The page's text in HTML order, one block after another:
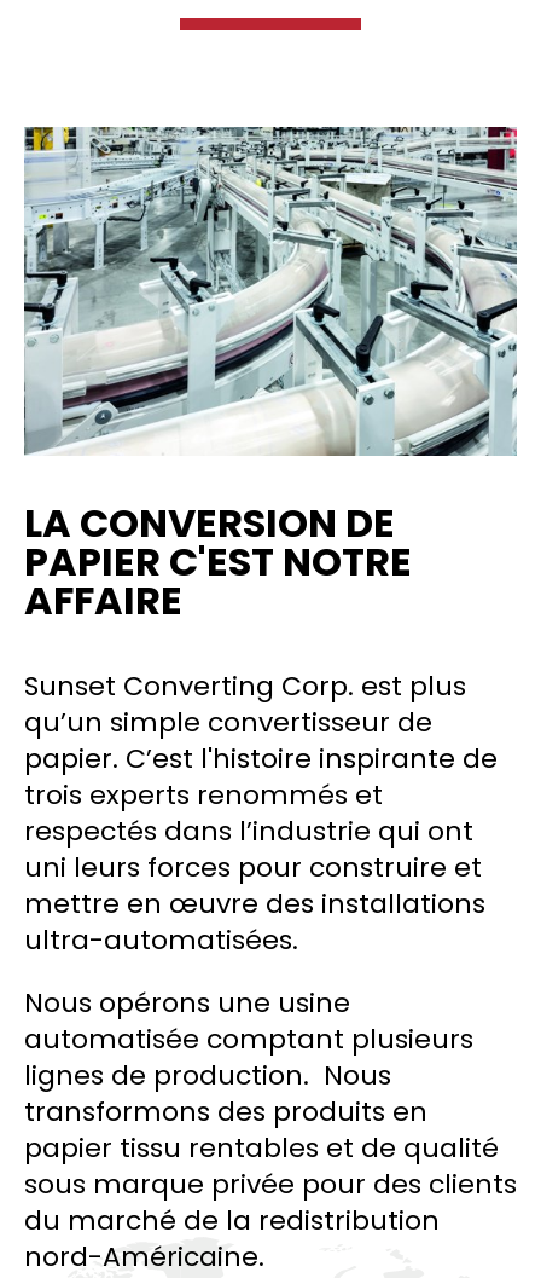
LA CONVERSION DE
PAPIER C'EST NOTRE
AFFAIRE
Sunset Converting Corp. est plus
qu’un simple convertisseur de
papier. C’est l'histoire inspirante de
trois experts renommés et
respectés dans l’industrie qui ont
uni leurs forces pour construire et
mettre en œuvre des installations
ultra-automatisées.
Nous opérons une usine
automatisée comptant plusieurs
lignes de production. Nous
transformons des produits en
papier tissu rentables et de qualité
sous marque privée pour des clients
du marché de la redistribution
nord-Américaine.